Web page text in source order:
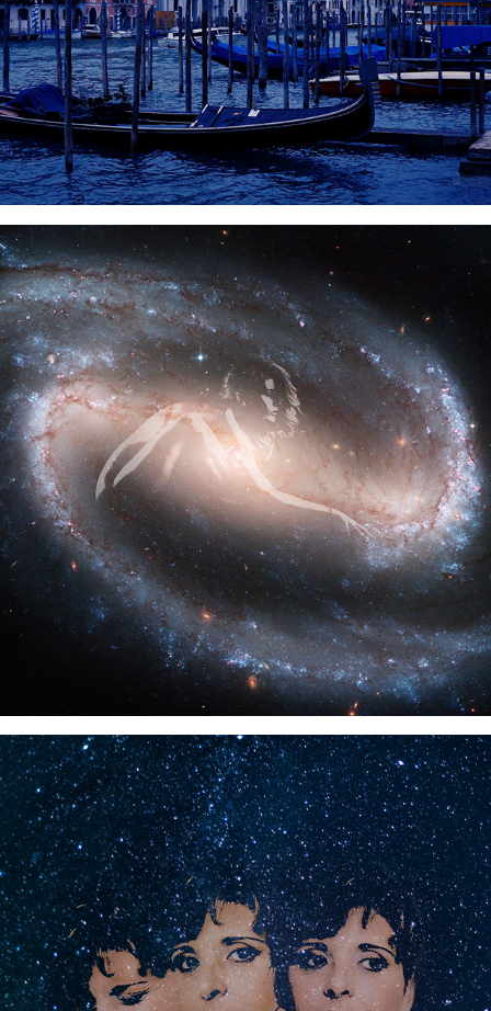
2021
SOGNANDO LA LUNA E LE STELLE
2021
LAURA